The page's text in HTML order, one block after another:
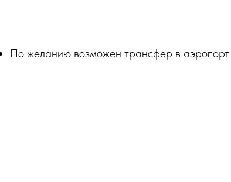
По желанию возможен трансфер в